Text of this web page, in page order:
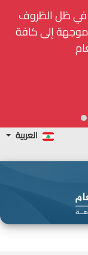
في ظل الظروف
الإستثنائية: مذكرة رقم 7/ه.ش.ع/ 2026 موجهة إلى كافة
العربية